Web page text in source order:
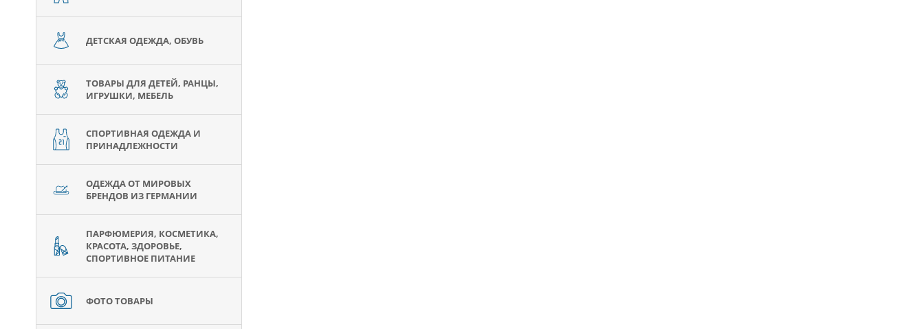
ДЕТСКАЯ ОДЕЖДА, ОБУВЬ
ТОВАРЫ ДЛЯ ДЕТЕЙ, РАНЦЫ,
ИГРУШКИ, МЕБЕЛЬ
СПОРТИВНАЯ ОДЕЖДА И
ПРИНАДЛЕЖНОСТИ
ОДЕЖДА ОТ МИРОВЫХ
БРЕНДОВ ИЗ ГЕРМАНИИ
ПАРФЮМЕРИЯ, КОСМЕТИКА,
КРАСОТА, ЗДОРОВЬЕ,
СПОРТИВНОЕ ПИТАНИЕ
ФОТО ТОВАРЫ